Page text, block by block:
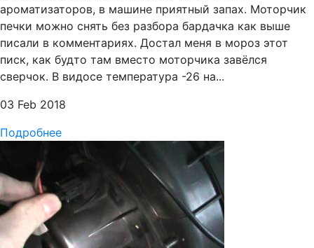
ароматизаторов, в машине приятный запах. Моторчик
печки можно снять без разбора бардачка как выше
писали в комментариях. Достал меня в мороз этот
писк, как будто там вместо моторчика завёлся
сверчок. В видосе температура -26 на...
03 Feb 2018
Подробнее